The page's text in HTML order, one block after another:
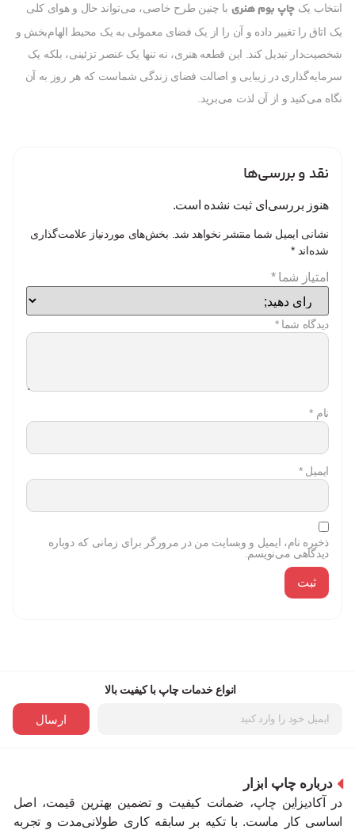
انتخاب یک چاپ بوم هنری با چنین طرح خاصی، می‌تواند حال و هوای کلی
یک اتاق را تغییر داده و آن را از یک فضای معمولی به یک محیط الهام‌بخش و
شخصیت‌دار تبدیل کند. این قطعه هنری، نه تنها یک عنصر تزئینی، بلکه یک
سرمایه‌گذاری در زیبایی و اصالت فضای زندگی شماست که هر روز به آن
نگاه می‌کنید و از آن لذت می‌برید.
نقد و بررسی‌ها
هنوز بررسی‌ای ثبت نشده است.
نشانی ایمیل شما منتشر نخواهد شد.
بخش‌های موردنیاز علامت‌گذاری
شده‌اند *
امتیاز شما*
دیدگاه شما*
نام *
ایمیل*
ذخیره نام، ایمیل و وبسایت من در مرورگر برای زمانی که دوباره
دیدگاهی می‌نویسم.
انواع خدمات چاپ با کیفیت بالا
ارسال
درباره چاپ ابزار
در آکادیزاین چاپ، ضمانت کیفیت و تضمین بهترین قیمت، اصل
اساسی کار ماست. با تکیه بر سابقه کاری طولانی‌مدت و تجربه